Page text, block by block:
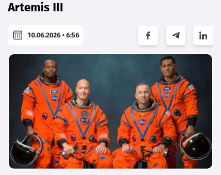
Artemis III
10.06.2026 • 6:56